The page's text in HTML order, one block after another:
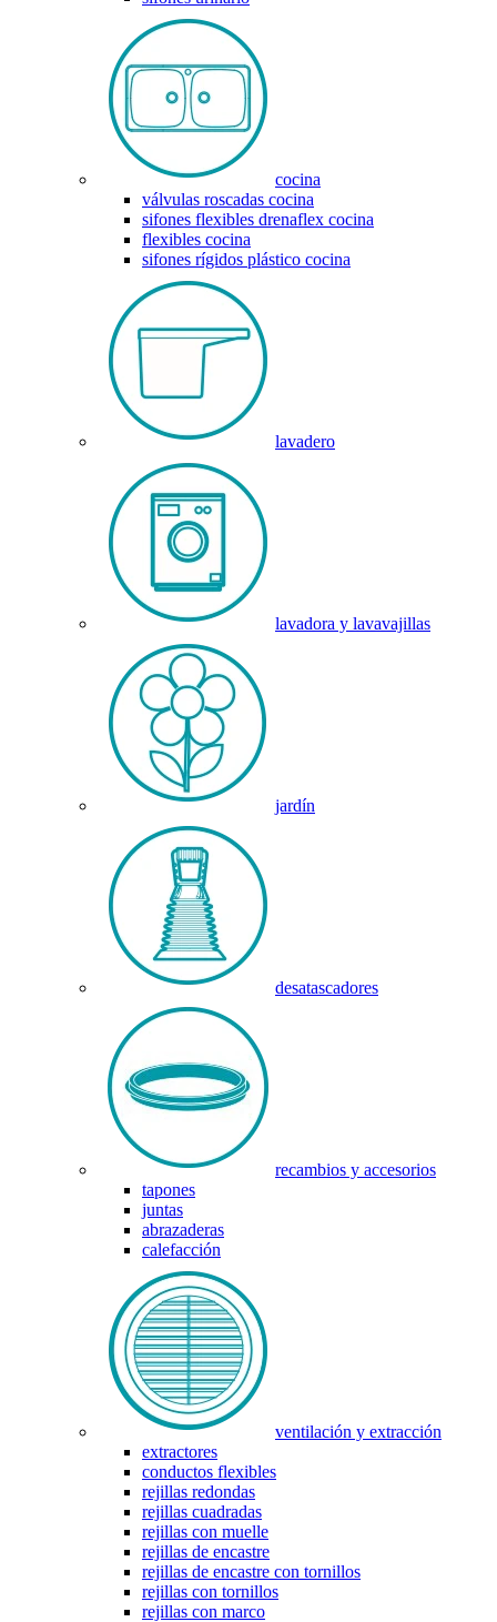
cocina
válvulas roscadas cocina
sifones flexibles drenaflex cocina
flexibles cocina
sifones rígidos plástico cocina
lavadero
lavadora y lavavajillas
jardín
desatascadores
recambios y accesorios
tapones
juntas
abrazaderas
calefacción
ventilación y extracción
extractores
conductos flexibles
rejillas redondas
rejillas cuadradas
rejillas con muelle
rejillas de encastre
rejillas de encastre con tornillos
rejillas con tornillos
rejillas con marco